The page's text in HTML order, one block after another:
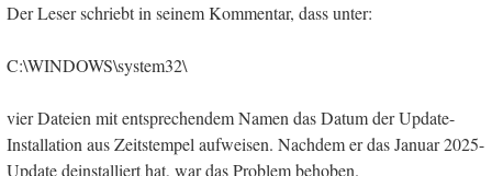
Der Leser schriebt in seinem Kommentar, dass unter:
C:\WINDOWS\system32\
vier Dateien mit entsprechendem Namen das Datum der Update-
Installation aus Zeitstempel aufweisen. Nachdem er das Januar 2025-
Update deinstalliert hat, war das Problem behoben.